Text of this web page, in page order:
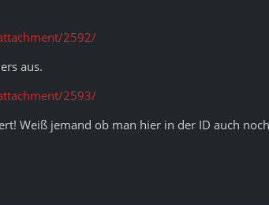
2592/
aus.
2593/
Weiß jemand ob man hier in der ID auch